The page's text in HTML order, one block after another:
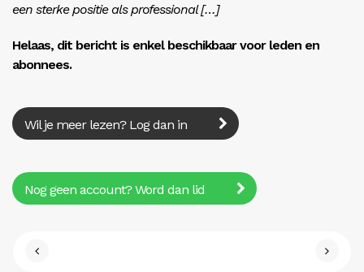
een sterke positie als professional […]
Helaas, dit bericht is enkel beschikbaar voor leden en
abonnees.
Wil je meer lezen? Log dan in
Nog geen account? Word dan lid